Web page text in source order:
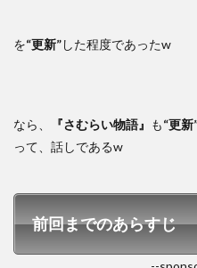
を“更新”した程度であったw
なら、 『さむらい物語』 も“更新
って、話しであるw
前回までのあらすじ